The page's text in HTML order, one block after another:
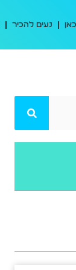
נעים להכיר